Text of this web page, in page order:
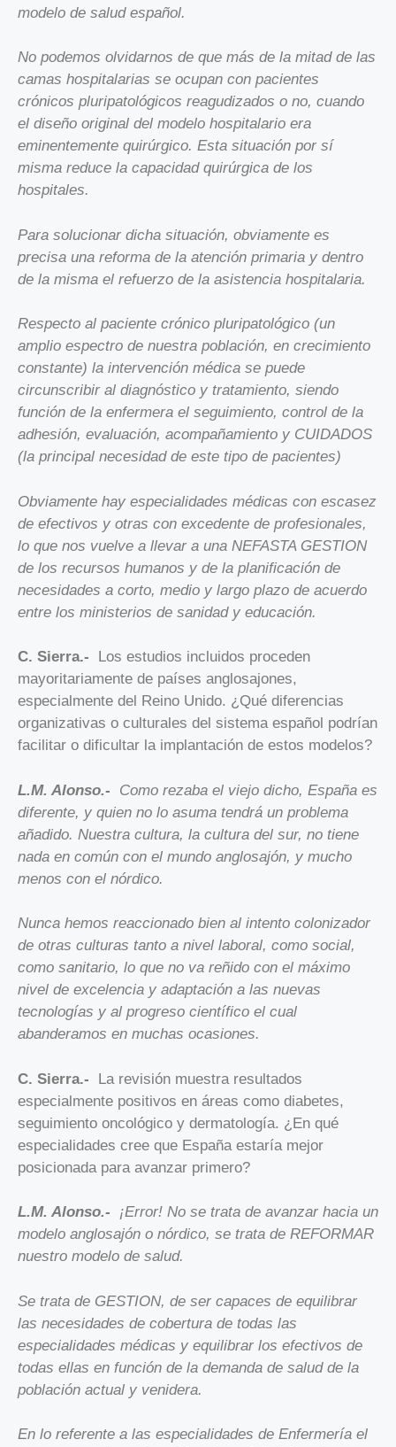
modelo de salud español.
No podemos olvidarnos de que más de la mitad de las
camas hospitalarias se ocupan con pacientes
crónicos pluripatológicos reagudizados o no, cuando
el diseño original del modelo hospitalario era
eminentemente quirúrgico. Esta situación por sí
misma reduce la capacidad quirúrgica de los
hospitales.
Para solucionar dicha situación, obviamente es
precisa una reforma de la atención primaria y dentro
de la misma el refuerzo de la asistencia hospitalaria.
Respecto al paciente crónico pluripatológico (un
amplio espectro de nuestra población, en crecimiento
constante) la intervención médica se puede
circunscribir al diagnóstico y tratamiento, siendo
función de la enfermera el seguimiento, control de la
adhesión, evaluación, acompañamiento y CUIDADOS
(la principal necesidad de este tipo de pacientes)
Obviamente hay especialidades médicas con escasez
de efectivos y otras con excedente de profesionales,
lo que nos vuelve a llevar a una NEFASTA GESTION
de los recursos humanos y de la planificación de
necesidades a corto, medio y largo plazo de acuerdo
entre los ministerios de sanidad y educación.
C. Sierra.- Los estudios incluidos proceden
mayoritariamente de países anglosajones,
especialmente del Reino Unido. ¿Qué diferencias
organizativas o culturales del sistema español podrían
facilitar o dificultar la implantación de estos modelos?
L.M. Alonso.- Como rezaba el viejo dicho, España es
diferente, y quien no lo asuma tendrá un problema
añadido. Nuestra cultura, la cultura del sur, no tiene
nada en común con el mundo anglosajón, y mucho
menos con el nórdico.
Nunca hemos reaccionado bien al intento colonizador
de otras culturas tanto a nivel laboral, como social,
como sanitario, lo que no va reñido con el máximo
nivel de excelencia y adaptación a las nuevas
tecnologías y al progreso científico el cual
abanderamos en muchas ocasiones.
C. Sierra.- La revisión muestra resultados
especialmente positivos en áreas como diabetes,
seguimiento oncológico y dermatología. ¿En qué
especialidades cree que España estaría mejor
posicionada para avanzar primero?
L.M. Alonso.- ¡Error! No se trata de avanzar hacia un
modelo anglosajón o nórdico, se trata de REFORMAR
nuestro modelo de salud.
Se trata de GESTION, de ser capaces de equilibrar
las necesidades de cobertura de todas las
especialidades médicas y equilibrar los efectivos de
todas ellas en función de la demanda de salud de la
población actual y venidera.
En lo referente a las especialidades de Enfermería el